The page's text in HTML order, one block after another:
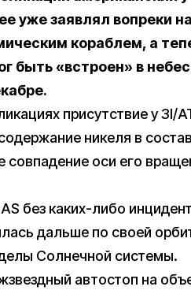
уже заявлял вопреки
кораблем, а
быть «встроен» в
присутствие у 3I/
никеля в
совпадение оси его
без каких-либо
дальше по своей
Солнечной системы.
автостоп на